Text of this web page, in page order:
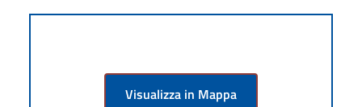
Visualizza in Mappa